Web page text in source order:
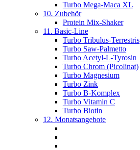
Turbo Mega-Maca XL
10. Zubehör
Protein Mix-Shaker
11. Basic-Line
Turbo Tribulus-Terrestris
Turbo Saw-Palmetto
Turbo Acetyl-L-Tyrosin
Turbo Chrom (Picolinat)
Turbo Magnesium
Turbo Zink
Turbo B-Komplex
Turbo Vitamin C
Turbo Biotin
12. Monatsangebote